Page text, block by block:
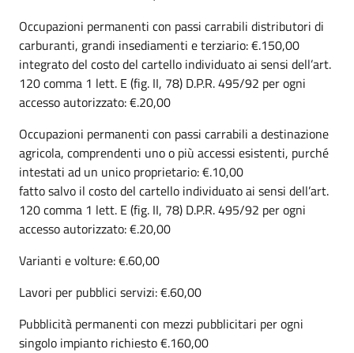
Occupazioni permanenti con passi carrabili distributori di
carburanti, grandi insediamenti e terziario: €.150,00
integrato del costo del cartello individuato ai sensi dell’art.
120 comma 1 lett. E (fig. II, 78) D.P.R. 495/92 per ogni
accesso autorizzato: €.20,00
Occupazioni permanenti con passi carrabili a destinazione
agricola, comprendenti uno o più accessi esistenti, purché
intestati ad un unico proprietario: €.10,00
fatto salvo il costo del cartello individuato ai sensi dell’art.
120 comma 1 lett. E (fig. II, 78) D.P.R. 495/92 per ogni
accesso autorizzato: €.20,00
Varianti e volture: €.60,00
Lavori per pubblici servizi: €.60,00
Pubblicità permanenti con mezzi pubblicitari per ogni
singolo impianto richiesto €.160,00